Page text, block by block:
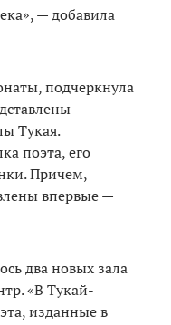
— добавила
подчеркнула
Тукая.
поэта, его
Причем,
впервые —
два новых зала
«В Тукай-
изданные в